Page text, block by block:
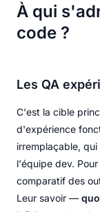
À qui
code ?
Les QA
C'est la cible
d'expérience
irremplaçable,
l'équipe dev.
comparatif des
Leur savoir —